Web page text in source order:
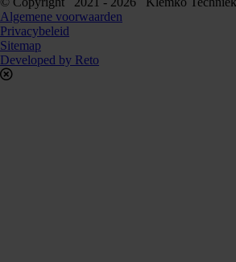
Algemene voorwaarden
Privacybeleid
Sitemap
Developed by Reto